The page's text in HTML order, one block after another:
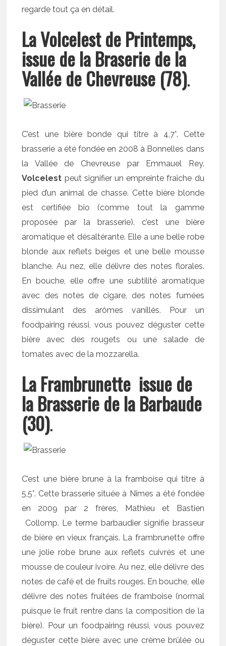
regarde tout ça en détail.
La Volcelest de Printemps,
issue de la Braserie de la
Vallée de Chevreuse (78).
C’est une bière bonde qui titre à 4,7°. Cette
brasserie a été fondée en 2008 à Bonnelles dans
la Vallée de Chevreuse par Emmauel Rey.
Volcelest peut signifier un empreinte fraîche du
pied d’un animal de chasse. Cette bière blonde
est certifiée bio (comme tout la gamme
proposée par la brasserie). c’est une bière
aromatique et désaltérante. Elle a une belle robe
blonde aux reflets beiges et une belle mousse
blanche. Au nez, elle délivre des notes florales.
En bouche, elle offre une subtilité aromatique
avec des notes de cigare, des notes fumées
dissimulant des arômes vanillés. Pour un
foodpairing réussi, vous pouvez déguster cette
bière avec des rougets ou une salade de
tomates avec de la mozzarella.
La Frambrunette issue de
la Brasserie de la Barbaude
(30).
C’est une bière brune à la framboise qui titre à
5,5°. Cette brasserie située à Nîmes a été fondée
en 2009 par 2 frères, Mathieu et Bastien
Collomp. Le terme barbaudier signifie brasseur
de bière en vieux français. La frambrunette offre
une jolie robe brune aux reflets cuivrés et une
mousse de couleur ivoire. Au nez, elle délivre des
notes de café et de fruits rouges. En bouche, elle
délivre des notes fruitées de framboise (normal
puisque le fruit rentre dans la composition de la
bière). Pour un foodpairing réussi, vous pouvez
déguster cette bière avec une crème brûlée ou